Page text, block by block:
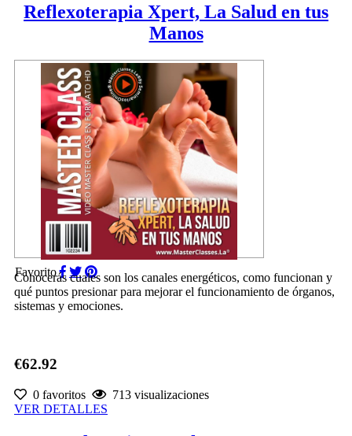
Reflexoterapia Xpert, La Salud en tus
Manos
Favorito
Conocerás cuales son los canales energéticos, como funcionan y
qué puntos presionar para mejorar el funcionamiento de órganos,
sistemas y emociones.
€62.92
0 favoritos
713 visualizaciones
VER DETALLES